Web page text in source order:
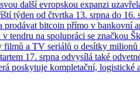
další evropskou expanzi
týden od čtvrtka 13. srpna do 16.
bitcoin přímo v bankovní
tendru na spolupráci se značkou
filmů a TV seriálů o desítky milionů
17. srpna odvysílá také
poskytuje kompletační, logistické